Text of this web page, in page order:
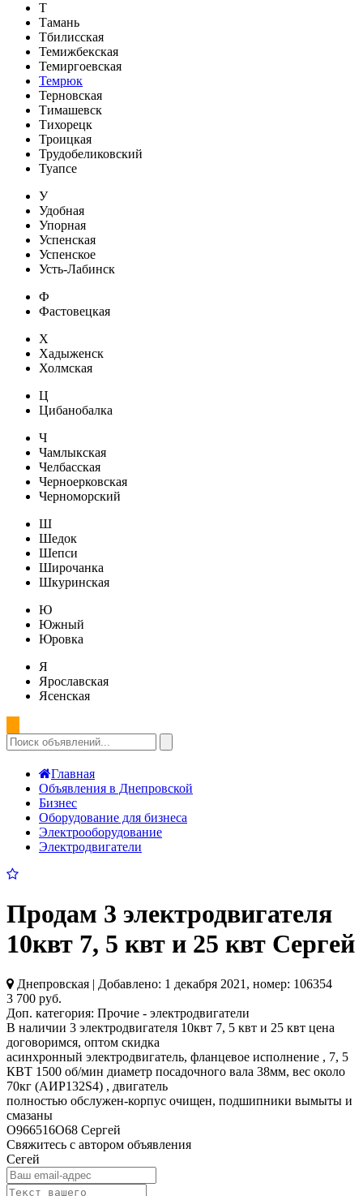
Т
Тамань
Тбилисская
Темижбекская
Темиргоевская
Темрюк
Терновская
Тимашевск
Тихорецк
Троицкая
Трудобеликовский
Туапсе
У
Удобная
Упорная
Успенская
Успенское
Усть-Лабинск
Ф
Фастовецкая
Х
Хадыженск
Холмская
Ц
Цибанобалка
Ч
Чамлыкская
Челбасская
Черноерковская
Черноморский
Ш
Шедок
Шепси
Широчанка
Шкуринская
Ю
Южный
Юровка
Я
Ярославская
Ясенская
Главная
Объявления в Днепровской
Бизнес
Оборудование для бизнеса
Электрооборудование
Электродвигатели
Продам 3 электродвигателя
10квт 7, 5 квт и 25 квт Сергей
Днепровская | Добавлено: 1 декабря 2021, номер: 106354
3 700 руб.
Доп. категория: Прочие - электродвигатели
В наличии 3 электродвигателя 10квт 7, 5 квт и 25 квт цена
договоримся, оптом скидка
асинхронный электродвигатель, фланцевое исполнение , 7, 5
КВТ 1500 об/мин диаметр посадочного вала 38мм, вес около
70кг (АИР132S4) , двигатель
полностью обслужен-корпус очищен, подшипники вымыты и
смазаны
О966516О68 Сергей
Свяжитесь с автором объявления
Сегей